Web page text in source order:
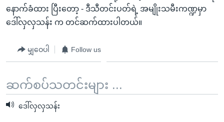
ကြည့်
သို့
ကျော်
ရန်
နောက်ခံထား ပြီးတော့ - ဒီသီတင်းပတ်ရဲ့ အမျိုးသမီးကဏ္ဍမှာ
ဒေါ်လှလှသန်း က တင်ဆက်ထားပါတယ်။
မျှဝေပါ Follow us
ဆက်စပ်သတင်းများ ...
ဒေါ်လှလှသန်း